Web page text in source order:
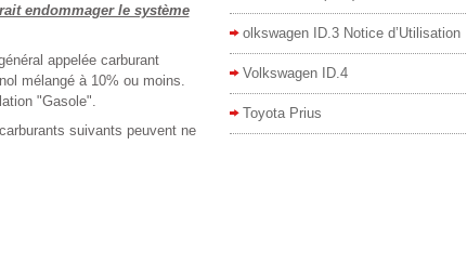
endommager le système
appelée carburant
mélangé à 10% ou moins.
"Gasole".
suivants peuvent ne
olkswagen ID.3 Notice d’Utilisation
Volkswagen ID.4
Toyota Prius